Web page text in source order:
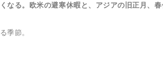
なる。欧米の避寒休暇と、アジアの旧正月、
季節。